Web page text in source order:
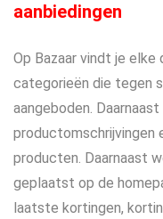
aanbiedingen
Op Bazaar vindt je
categorieën die tegen
aangeboden.
productomschrijvingen
producten. Daarnaast
geplaatst op de
laatste kortingen,